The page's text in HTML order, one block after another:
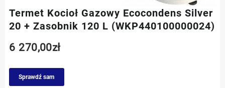
Termet Kocioł Gazowy Ecocondens Silver
20 + Zasobnik 120 L (WKP440100000024)
6 270,00zł
Sprawdź sam